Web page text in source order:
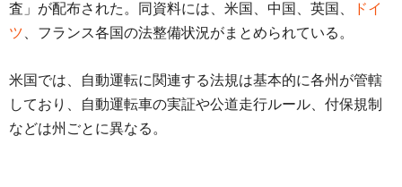
査」が配布された。同資料には、米国、中国、英国、
ドイ
ツ 、フランス各国の法整備状況がまとめられている。
米国では、自動運転に関連する法規は基本的に各州が管轄
しており、自動運転車の実証や公道走行ルール、付保規制
などは州ごとに異なる。